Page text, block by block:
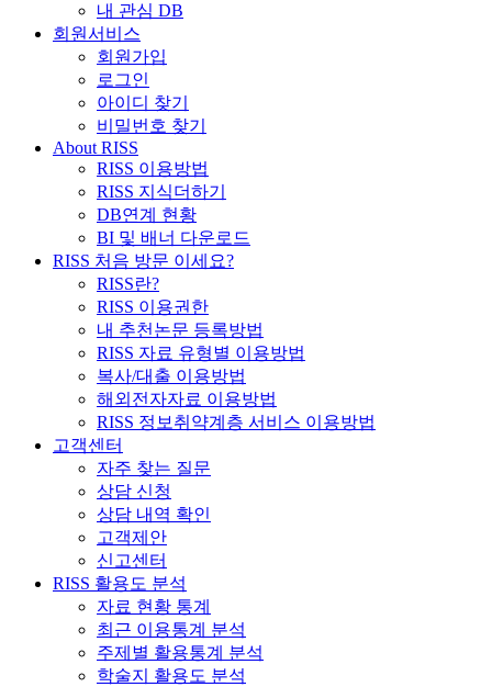
내 관심 DB
회원서비스
회원가입
로그인
아이디 찾기
비밀번호 찾기
About RISS
RISS 이용방법
RISS 지식더하기
DB연계 현황
BI 및 배너 다운로드
RISS 처음 방문 이세요?
RISS란?
RISS 이용권한
내 추천논문 등록방법
RISS 자료 유형별 이용방법
복사/대출 이용방법
해외전자자료 이용방법
RISS 정보취약계층 서비스 이용방법
고객센터
자주 찾는 질문
상담 신청
상담 내역 확인
고객제안
신고센터
RISS 활용도 분석
자료 현황 통계
최근 이용통계 분석
주제별 활용통계 분석
학술지 활용도 분석